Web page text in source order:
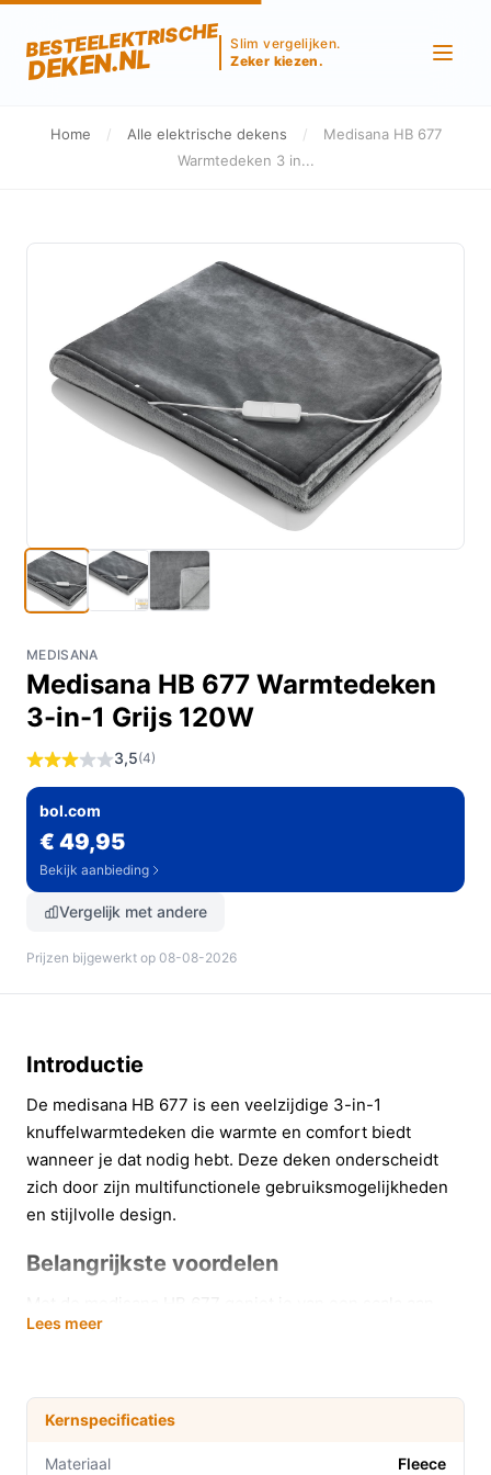
BESTEELEKTRISCHE
DEKEN.NL
Slim vergelijken.
Zeker kiezen.
Home / Alle elektrische dekens /
Medisana HB 677
Warmtedeken 3 in...
MEDISANA
Medisana HB 677 Warmtedeken
3-in-1 Grijs 120W
3,5(4)
bol.com
€ 49,95
Bekijk aanbieding
Vergelijk met andere
Prijzen bijgewerkt op 08-08-2026
Introductie
De medisana HB 677 is een veelzijdige 3-in-1
knuffelwarmtedeken die warmte en comfort biedt
wanneer je dat nodig hebt. Deze deken onderscheidt
zich door zijn multifunctionele gebruiksmogelijkheden
en stijlvolle design.
Belangrijkste voordelen
voordelen die je comfort verhogen:
eenvoudig aan op basis van jouw voorkeur, zodat
je altijd de juiste temperatuur kunt ervaren.
Multifunctioneel ontwerp: Gebruik de deken als
Lees meer
Kernspecificaties
Materiaal Fleece